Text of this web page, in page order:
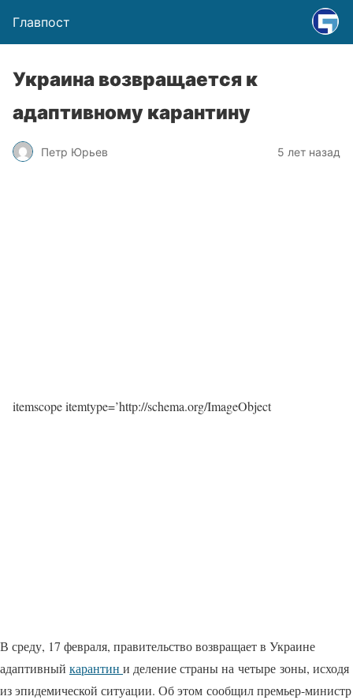
Главпост
Украина возвращается к
адаптивному карантину
Петр Юрьев 5 лет назад
itemscope itemtype=’http://schema.org/ImageObject
В среду, 17 февраля, правительство возвращает в Украине
адаптивный карантин и деление страны на четыре зоны, исходя
из эпидемической ситуации. Об этом сообщил премьер-министр